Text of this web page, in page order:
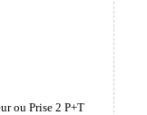
ou Prise 2 P+T